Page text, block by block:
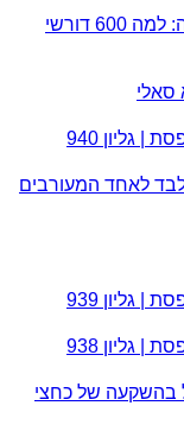
המספרים המפתיעים של קריית שמונה: למה 600 דורשי
סאלי
גליון 940
לאחד המעורבים
גליון 939
גליון 938
בהשקעה של כחצי